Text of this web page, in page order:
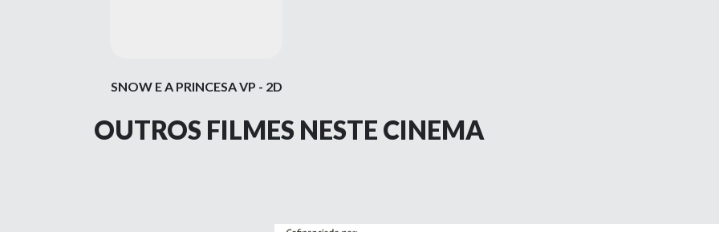
SNOW E A PRINCESA VP - 2D
OUTROS FILMES NESTE CINEMA